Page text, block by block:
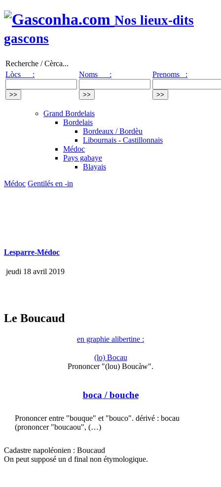
Nos lieux-dits
gascons
Recherche / Cèrca...
Lòcs :
Noms : Prenoms :
Grand Bordelais
Bordelais
Bordeaux / Bordèu
Libournais - Castillonnais
Médoc
Pays gabaye
Blayais
Médoc Gentilés en -in
Lesparre-Médoc
jeudi 18 avril 2019
Le Boucaud
en graphie alibertine :
(lo) Bocau
Prononcer "(lou) Boucàw".
boca / bouche
Prononcer entre "bouque" et "bouco". dérivé : bocau
(prononcer "boucaou", (…)
Cadastre napoléonien : Boucaud
On peut supposé un d final non étymologique.